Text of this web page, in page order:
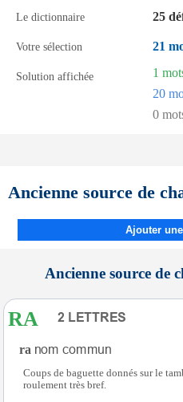
Le dictionnaire 25
Votre sélection 21
Solution affichée
1
20
0
Ancienne source de
Ajouter
Ancienne source de
RA
ra
Coups de baguette donnés sur le
roulement très bref.